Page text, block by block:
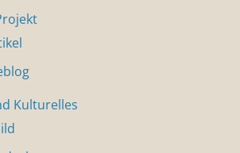
Kulturelles